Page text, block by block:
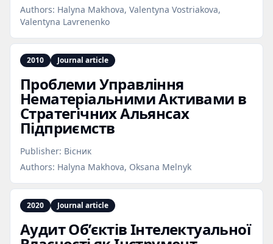
Authors: Halyna Makhova, Valentyna Vostriakova,
Valentyna Lavrenenko
2010 Journal article
Проблеми Управління
Нематеріальними Активами в
Стратегічних Альянсах
Підприємств
Publisher: Вісник
Authors: Halyna Makhova, Oksana Melnyk
2020 Journal article
Аудит Об’єктів Інтелектуальної